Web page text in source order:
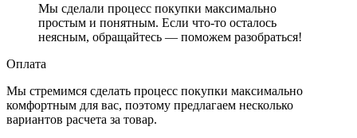
Мы сделали процесс покупки максимально
простым и понятным. Если что-то осталось
неясным, обращайтесь — поможем разобраться!
Оплата
Мы стремимся сделать процесс покупки максимально
комфортным для вас, поэтому предлагаем несколько
вариантов расчета за товар.